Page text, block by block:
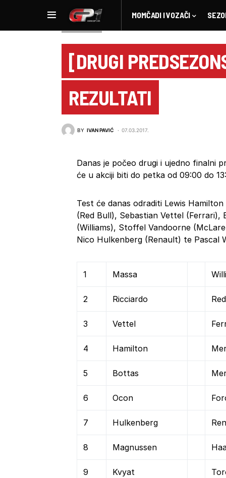
MOMČADI I VOZAČI
[DRUGI
REZULTATI
BY IVAN PAVIĆ 07.03.2017.
Danas je počeo drugi i ujedno finalni
će u akciji biti do petka od 09:00 do
Test će danas odraditi Lewis
(Red Bull), Sebastian Vettel (Ferrari),
(Williams), Stoffel Vandoorne
Nico Hulkenberg (Renault) te Pascal
1 Massa
2 Ricciardo
3 Vettel
4 Hamilton
5 Bottas
6 Ocon
7 Hulkenberg
8 Magnussen
9 Kvyat